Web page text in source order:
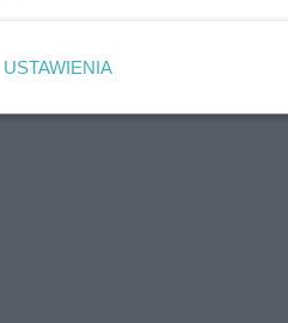
USTAWIENIA